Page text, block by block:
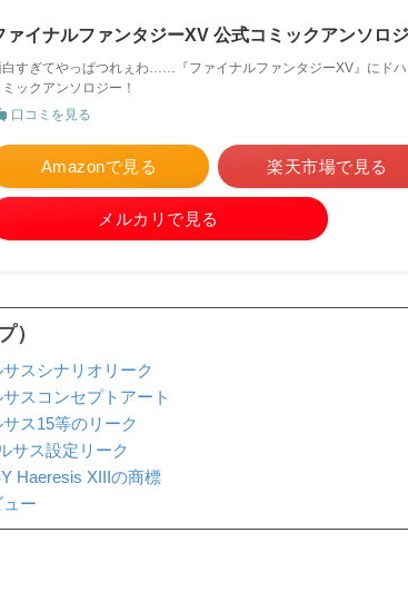
ァイナルファンタジーXV 公式コミックアンソロ
白すぎてやっぱつれぇわ……『ファイナルファンタジーXV』にド
ミックアンソロジー！
口コミを見る
Amazonで見る 楽天市場で見る
メルカリで見る
）
スシナリオリーク
スコンセプトアート
ス15等のリーク
サス設定リーク
Haeresis XIIIの商標
ー